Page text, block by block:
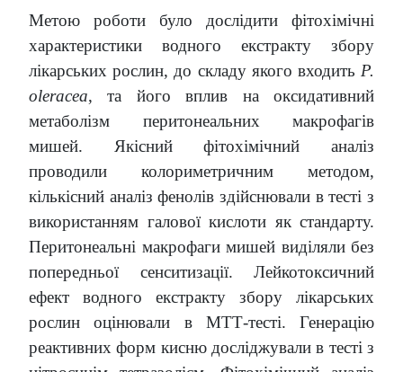
Метою роботи було дослідити фітохімічні
характеристики водного екстракту збору
лікарських рослин, до складу якого входить P.
oleracea, та його вплив на оксидативний
метаболізм перитонеальних макрофагів
мишей. Якісний фітохімічний аналіз
проводили колориметричним методом,
кількісний аналіз фенолів здійснювали в тесті з
використанням галової кислоти як стандарту.
Перитонеальні макрофаги мишей виділяли без
попередньої сенситизації. Лейкотоксичний
ефект водного екстракту збору лікарських
рослин оцінювали в МТТ-тесті. Генерацію
реактивних форм кисню досліджували в тесті з